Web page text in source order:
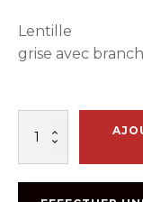
Lentille
grise avec